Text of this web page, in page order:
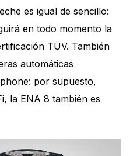
es igual de sencillo:
en todo momento la
TÜV. También
automáticas
por supuesto,
la ENA 8 también es